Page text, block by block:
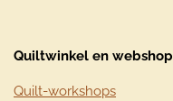
Quiltwinkel en webshop
Quilt-workshops